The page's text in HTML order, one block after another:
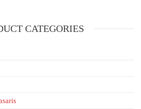
options
product
CATEGORIES